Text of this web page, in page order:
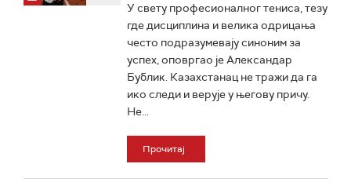
У свету професионалног тениса, тезу
где дисциплина и велика одрицања
често подразумевају синоним за
успех, оповргао је Александар
Бублик. Казахстанац не тражи да га
ико следи и верује у његову причу.
Не...
Прочитај